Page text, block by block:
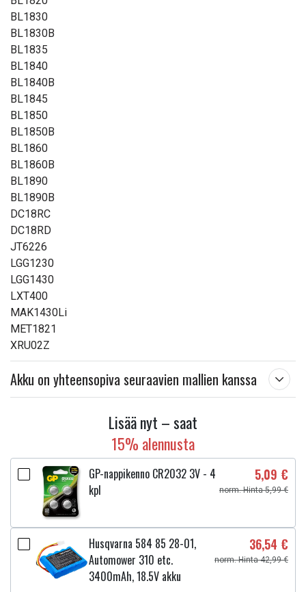
BL1830
BL1830B
BL1835
BL1840
BL1840B
BL1845
BL1850
BL1850B
BL1860
BL1860B
BL1890
BL1890B
DC18RC
DC18RD
JT6226
LGG1230
LGG1430
LXT400
MAK1430Li
MET1821
XRU02Z
Akku on yhteensopiva seuraavien mallien kanssa
Lisää nyt – saat
15% alennusta
GP-nappikenno CR2032 3V - 4
kpl
5,09 €
norm. Hinta 5,99 €
Husqvarna 584 85 28-01,
Automower 310 etc.
3400mAh, 18.5V akku
36,54 €
norm. Hinta 42,99 €